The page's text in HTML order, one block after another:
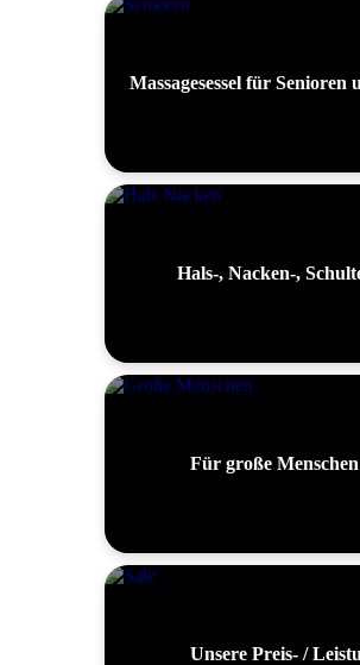
Massagesessel für
Hals-, Nacken-,
Für große
Unsere Preis- /